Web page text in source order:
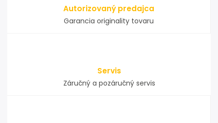
Autorizovaný predajca
Garancia originality tovaru
Servis
Záručný a pozáručný servis